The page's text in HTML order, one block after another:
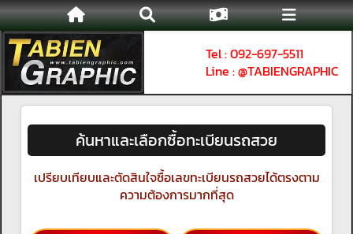
Tel : 092-697-5511
Line : @TABIENGRAPHIC
ค้นหาและเลือกซื้อทะเบียนรถสวย
เปรียบเทียบและตัดสินใจซื้อเลขทะเบียนรถสวยได้ตรงตาม
ความต้องการมากที่สุด